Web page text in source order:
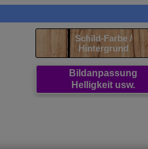
Schild-Farbe /
Hintergrund
Bildanpassung
Helligkeit usw.